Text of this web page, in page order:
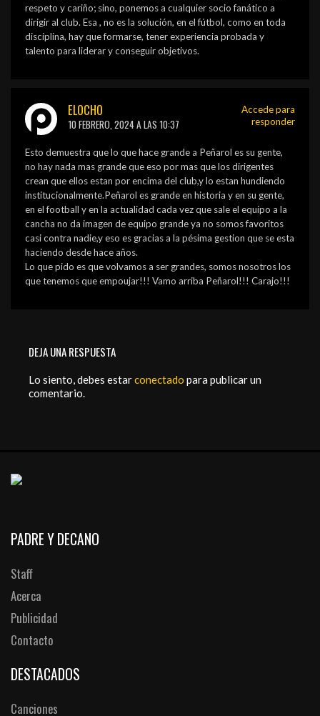
respeto y cariño; sino, ponemos a cualquier socio fanático a
dirigir al club. Esa , no es la solución, en el fútbol, como en toda
disciplina, hay que formarse, tener experiencia probada y
talento para liderar y conseguir objetivos.
ELOCHO
10 FEBRERO, 2024 A LAS 10:37
Esto demuestra que lo que hace grande a Peñarol es su gente,
no hay nada mas grande que eso por mas que los dirigentes
crean que ellos estan por encima del club,y lo estan hundiendo
institucionalmente.Peñarol es grande en historia y en su gente,
en el football y en la actualidad cada vez que sale el equipo a la
cancha no da imagen de equipo grande ya no somos favoritos
casi contra nadie,y eso es gracias a la pésima gestion que se esta
haciendo desde hace años.
Lo que pido es que volvamos a ser grandes, somos nosotros los
que tenemos que empoujar!!! Vamo arriba Peñarol!!! Carajo!!!
Accede para
responder
DEJA UNA RESPUESTA
Lo siento, debes estarconectado para publicar un
comentario.
PADRE Y DECANO
Staff
Acerca
Publicidad
Contacto
DESTACADOS
Canciones